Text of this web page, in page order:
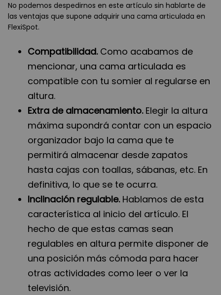
No podemos despedirnos en este artículo sin hablarte de
las ventajas que supone adquirir una cama articulada en
FlexiSpot.
Compatibilidad.Como acabamos de
mencionar, una cama articulada es
compatible con tu somier al regularse en
altura.
Extra de almacenamiento. Elegir la altura
máxima supondrá contar con un espacio
organizador bajo la cama que te
permitirá almacenar desde zapatos
hasta cajas con toallas, sábanas, etc. En
definitiva, lo que se te ocurra.
Inclinación regulable.Hablamos de esta
característica al inicio del artículo. El
hecho de que estas camas sean
regulables en altura permite disponer de
una posición más cómoda para hacer
otras actividades como leer o ver la
televisión.